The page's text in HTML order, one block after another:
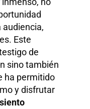
audiencia,
Este
de
sino también
ha permitido
y disfrutar